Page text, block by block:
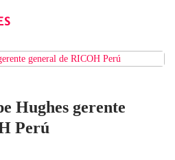
Hughes gerente
Perú